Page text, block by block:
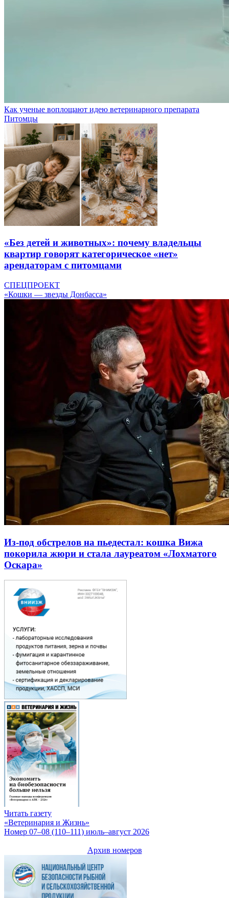
Как ученые воплощают идею ветеринарного препарата
Питомцы
«Без детей и животных»: почему владельцы
квартир говорят категорическое «нет»
арендаторам с питомцами
СПЕЦПРОЕКТ
«Кошки — звезды Донбасса»
Из-под обстрелов на пьедестал: кошка Вижа
покорила жюри и стала лауреатом «Лохматого
Оскара»
Читать газету
«Ветеринария и Жизнь»
Номер 07–08 (110–111) июль–август 2026
Архив номеров